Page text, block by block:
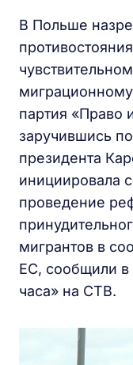
В Польше
партия «Право
заручившись
президента
инициировала
проведение
мигрантов в
ЕС, сообщили в
часа» на СТВ.